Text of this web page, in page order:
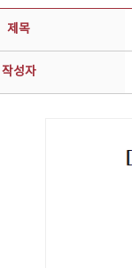
제목
작성자